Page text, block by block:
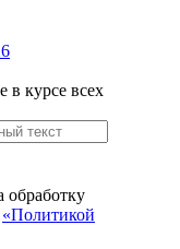
в курсе всех
обработку
«Политикой